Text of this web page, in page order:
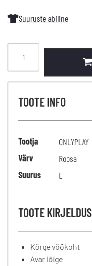
Suuruste abiline
TOOTE INFO
Tootja
ONLYPLAY
Värv
Roosa
Suurus
L
TOOTE KIRJELDUS
Kõrge vöökoht
Avar lõige